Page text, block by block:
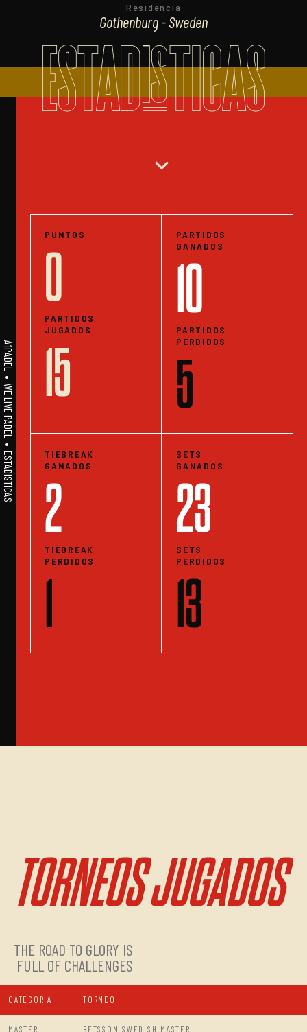
Residencia
Gothenburg - Sweden
ESTADISTICAS
A1PADEL • WE LIVE PADEL • ESTADISTICAS
expand_more
PUNTOS
0
PARTIDOS
JUGADOS
15
PARTIDOS
GANADOS
10
PARTIDOS
PERDIDOS
5
TIEBREAK
GANADOS
2
TIEBREAK
PERDIDOS
1
SETS
GANADOS
23
SETS
PERDIDOS
13
TORNEOS JUGADOS
THE ROAD TO GLORY IS
FULL OF CHALLENGES
CATEGORIA TORNEO
MASTER BETSSON SWEDISH MASTER